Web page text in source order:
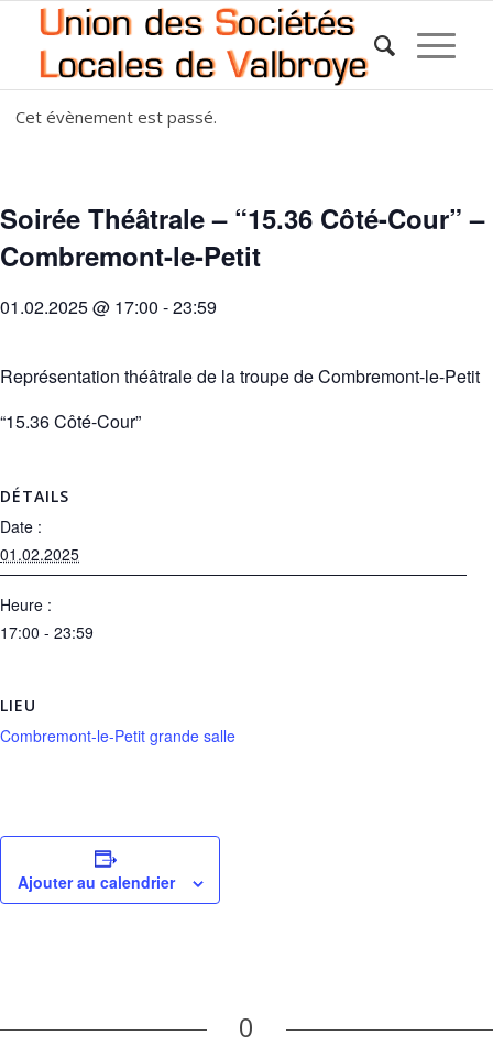
Cet évènement est passé.
Soirée Théâtrale – “15.36 Côté-Cour” –
Combremont-le-Petit
01.02.2025 @ 17:00 -23:59
Représentation théâtrale de la troupe de Combremont-le-Petit
“15.36 Côté-Cour”
DÉTAILS
Date :
01.02.2025
Heure :
17:00 - 23:59
LIEU
Combremont-le-Petit grande salle
Ajouter au calendrier
0